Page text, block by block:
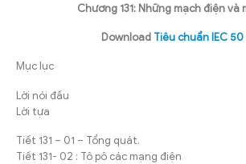
Chương 131: Những mạch điện và
Download Tiêu chuẩn IEC 50
Mục lục
Lời nói đầu
Lời tựa
Tiết 131 – 01 – Tổng quát.
Tiết 131- 02 : Tô pô các mạng điện